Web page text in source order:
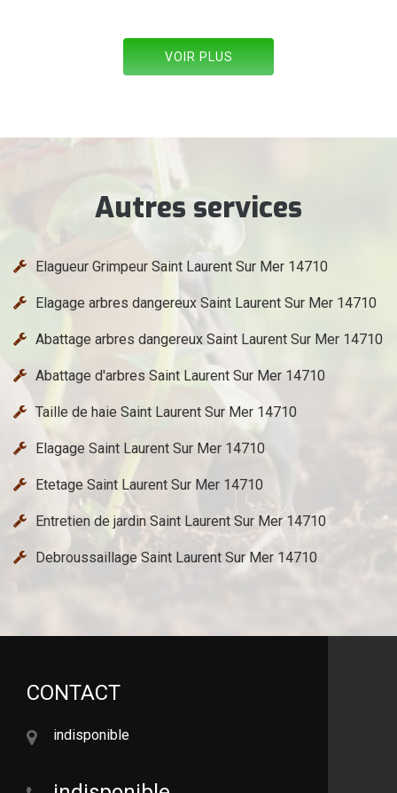
VOIR PLUS
Autres services
Elagueur Grimpeur Saint Laurent Sur Mer 14710
Elagage arbres dangereux Saint Laurent Sur Mer 14710
Abattage arbres dangereux Saint Laurent Sur Mer 14710
Abattage d'arbres Saint Laurent Sur Mer 14710
Taille de haie Saint Laurent Sur Mer 14710
Elagage Saint Laurent Sur Mer 14710
Etetage Saint Laurent Sur Mer 14710
Entretien de jardin Saint Laurent Sur Mer 14710
Debroussaillage Saint Laurent Sur Mer 14710
CONTACT
indisponible